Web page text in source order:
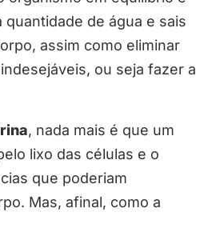
de água e sais
assim como eliminar
ou seja fazer a
, nada mais é que um
lixo das células e o
que poderiam
Mas, afinal, como a